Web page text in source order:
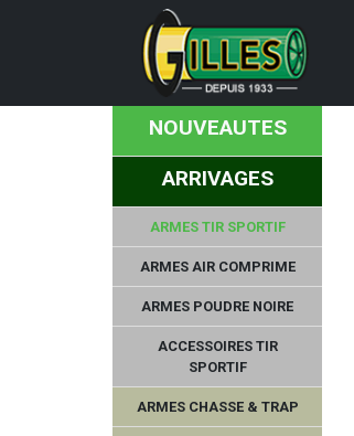
NOUVEAUTES
ARRIVAGES
ARMES TIR SPORTIF
ARMES AIR COMPRIME
ARMES POUDRE NOIRE
ACCESSOIRES TIR
SPORTIF
ARMES CHASSE & TRAP